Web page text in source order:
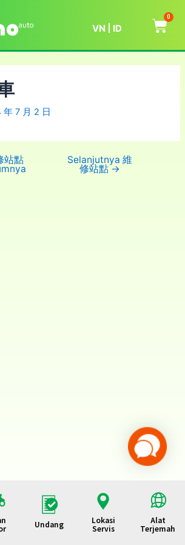
VN ID
0
年 7 月 2 日
站點 Selanjutnya 維
修站點→
Undang
Lokasi
Servis
Alat
Terjemah